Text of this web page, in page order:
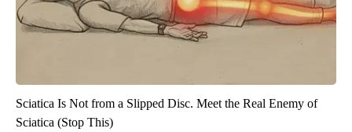
Sciatica Is Not from a Slipped Disc. Meet the Real Enemy of
Sciatica (Stop This)